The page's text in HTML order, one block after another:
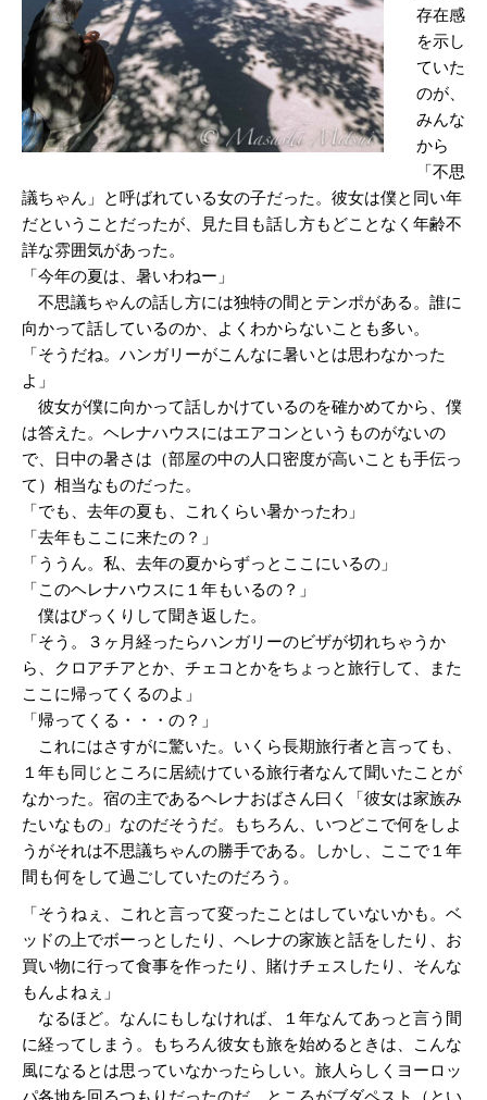
存在感
を示し
ていた
のが、
みんな
から
「不思
議ちゃん」と呼ばれている女の子だった。彼女は僕と同い年
だということだったが、見た目も話し方もどことなく年齢不
詳な雰囲気があった。
「今年の夏は、暑いわねー」
不思議ちゃんの話し方には独特の間とテンポがある。誰に
向かって話しているのか、よくわからないことも多い。
「そうだね。ハンガリーがこんなに暑いとは思わなかった
よ」
彼女が僕に向かって話しかけているのを確かめてから、僕
は答えた。ヘレナハウスにはエアコンというものがないの
で、日中の暑さは（部屋の中の人口密度が高いことも手伝っ
て）相当なものだった。
「でも、去年の夏も、これくらい暑かったわ」
「去年もここに来たの？」
「ううん。私、去年の夏からずっとここにいるの」
「このヘレナハウスに１年もいるの？」
僕はびっくりして聞き返した。
「そう。３ヶ月経ったらハンガリーのビザが切れちゃうか
ら、クロアチアとか、チェコとかをちょっと旅行して、また
ここに帰ってくるのよ」
「帰ってくる・・・の？」
これにはさすがに驚いた。いくら長期旅行者と言っても、
１年も同じところに居続けている旅行者なんて聞いたことが
なかった。宿の主であるヘレナおばさん曰く「彼女は家族み
たいなもの」なのだそうだ。もちろん、いつどこで何をしよ
うがそれは不思議ちゃんの勝手である。しかし、ここで１年
間も何をして過ごしていたのだろう。
「そうねぇ、これと言って変ったことはしていないかも。ベ
ッドの上でボーっとしたり、ヘレナの家族と話をしたり、お
買い物に行って食事を作ったり、賭けチェスしたり、そんな
もんよねぇ」
なるほど。なんにもしなければ、１年なんてあっと言う間
に経ってしまう。もちろん彼女も旅を始めるときは、こんな
風になるとは思っていなかったらしい。旅人らしくヨーロッ
パ各地を回るつもりだったのだ。ところがブダペスト（とい